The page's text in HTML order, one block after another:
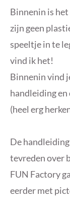
Binnenin is
zijn geen
speeltje in te
vind ik het!
Binnenin vind
handleiding en
(heel erg
De
tevreden over
FUN Factory
eerder met